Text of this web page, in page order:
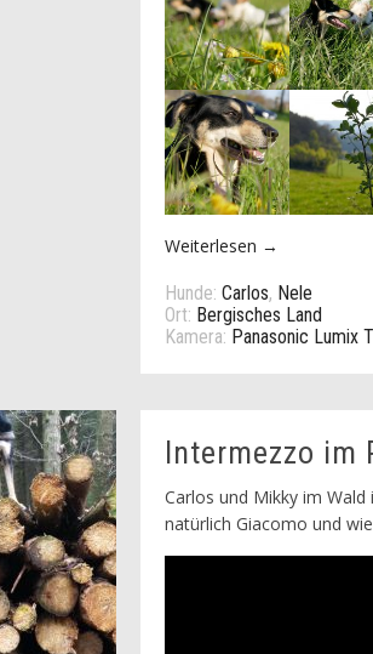
Weiterlesen →
Hunde: Carlos, Nele
Ort: Bergisches Land
Kamera: Panasonic Lumix
Intermezzo im
Carlos und Mikky im
natürlich Giacomo und